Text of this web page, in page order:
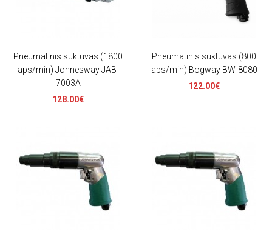
Pneumatinis suktuvas (1800
aps/min) Jonnesway JAB-
7003A
128.00€
Pneumatinis suktuvas (800
aps/min) Bogway BW-8080
122.00€